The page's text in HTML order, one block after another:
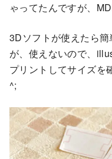
ゃってたんですが、
3Dソフトが使えたら
が、使えないので、
プリントしてサイズを
^;